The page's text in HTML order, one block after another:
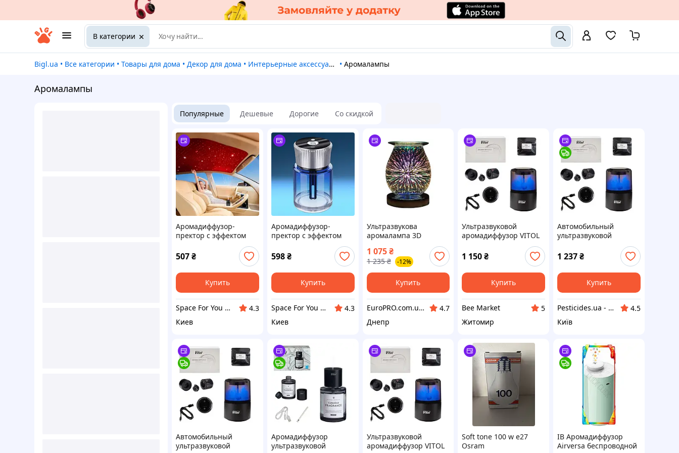
В категории
Bigl.ua • Все категории • Товары для дома • Декор для дома • Интерьерные аксессуары • Аромалампы
Аромалампы
Популярные Дешевые Дорогие Со скидкой
Аромадиффузор-
пректор с эффектом
звездного неба XT056
Черный
507₴
Купить
Space For You UA - STORE
4.3
Киев
Аромадиффузор-
пректор с эффектом
звездного неба XT016
Черный
598₴
Купить
Space For You UA - STORE
4.3
Киев
Ультразвукова
аромалампа 3D
«Феєрверк» YUNYODA
1 075 ₴
1 235 ₴ -12%
Купить
EuroPRO.com.ua | Бытовая Техника из Европы
4.7
Днепр
Ультразвуковой
аромадиффузор VITOL
с ароматом Quiet after
the rain
1 150₴
Купить
Bee Market
5
Житомир
Автомобильный
ультразвуковой
аромадиффузор VITOL,
модель VT9003, арт. 67-
VT9003
1 237₴
Купить
Pesticides.ua - Аграрная продукция и не только !!!
4.5
Київ
Автомобильный
ультразвуковой
Аромадиффузор
ультразвуковой
Ультразвуковой
аромадиффузор VITOL
Soft tone 100 w e27
Osram
ІВ Аромадиффузор
Airversa беспроводной